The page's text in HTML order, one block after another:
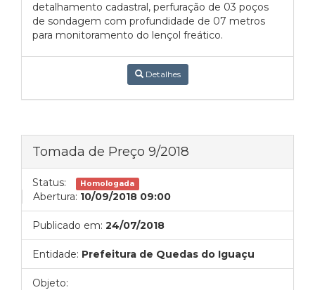
detalhamento cadastral, perfuração de 03 poços
de sondagem com profundidade de 07 metros
para monitoramento do lençol freático.
Detalhes
Tomada de Preço 9/2018
Status: Homologada
Abertura: 10/09/2018 09:00
Publicado em: 24/07/2018
Entidade: Prefeitura de Quedas do Iguaçu
Objeto: